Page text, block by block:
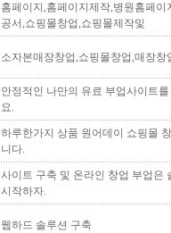
홈페이지,홈페이지제작,병원홈페이
공서,쇼핑몰창업,쇼핑몰제작및
소자본매장창업,쇼핑몰창업,매장창
안정적인 나만의 유료 부업사이트
요.
하루한가지 상품 원어데이 쇼핑몰
니다.
사이트 구축 및 온라인 창업 부업은
시작하자.
웹하드 솔루션 구축